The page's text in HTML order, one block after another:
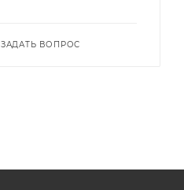
ЗАДАТЬ ВОПРОС